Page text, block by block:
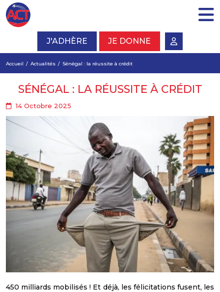
J'ADHÈRE JE DONNE
Accueil Actualités Sénégal : la réussite à crédit
SÉNÉGAL : LA RÉUSSITE À CRÉDIT
14 Octobre 2025
450 milliards mobilisés ! Et déjà, les félicitations fusent, les